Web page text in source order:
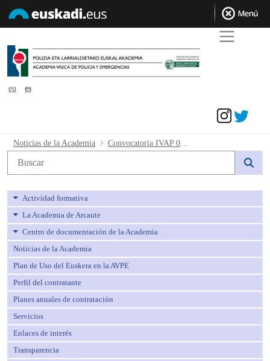
eu
es
Convocatoria IVAP 02_2015 Perfiles
Noticias de la Academia
Búsqueda web
Actividad formativa
La Academia de Arcaute
Centro de documentación de la Academia
Noticias de la Academia
Plan de Uso del Euskera en la AVPE
Perfil del contratante
Planes anuales de contratación
Servicios
Enlaces de interés
Transparencia